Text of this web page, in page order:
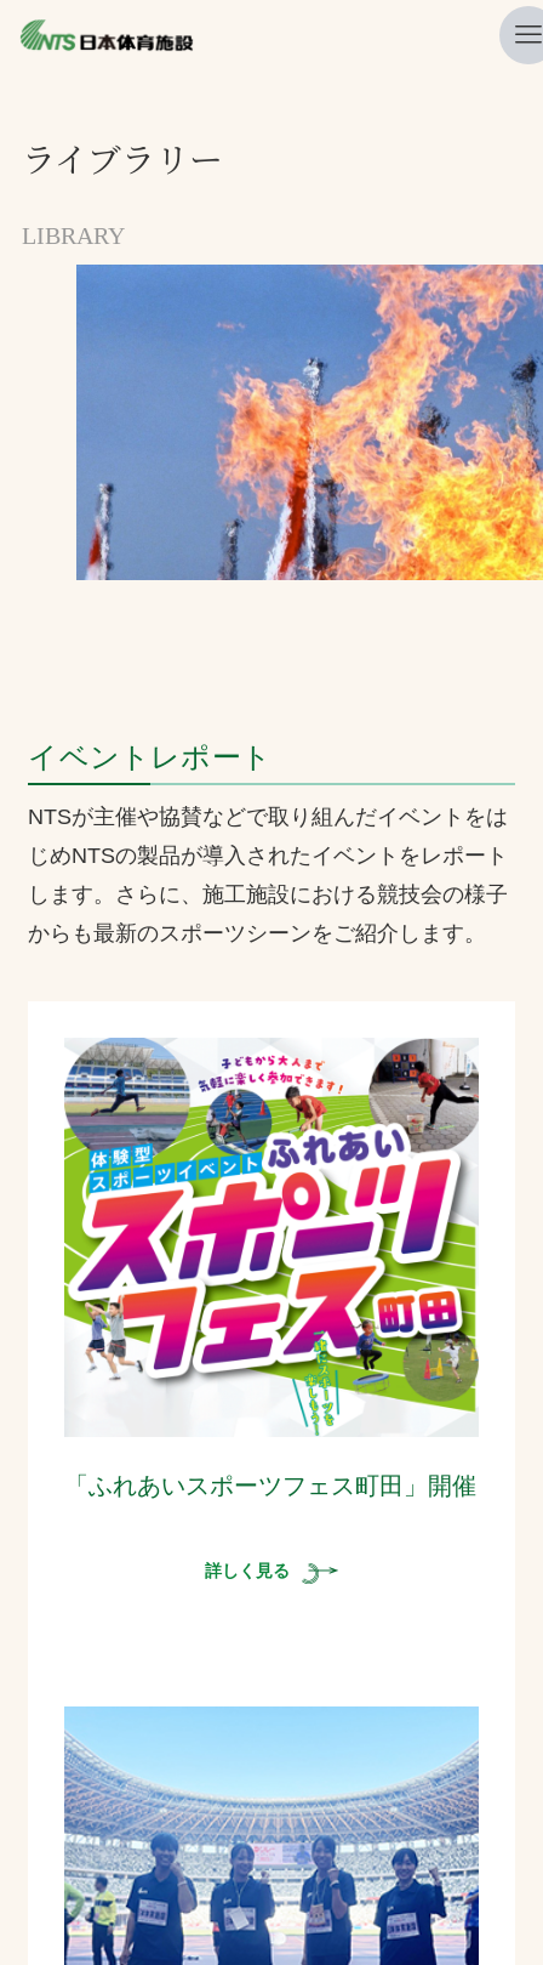
ニュース
レポート
施工・管理実績一覧
検索
お問合せ
ソーシャルメディアポリシー
InstagramFacebookYouTube
文字の見えづらさや操作にお困りの方へ
ライブラリー
LIBRARY
イベントレポート
NTSが主催や協賛などで取り組んだイベントをは
じめNTSの製品が導入されたイベントをレポート
します。さらに、施工施設における競技会の様子
からも最新のスポーツシーンをご紹介します。
「ふれあいスポーツフェス町田」開催
詳しく見る